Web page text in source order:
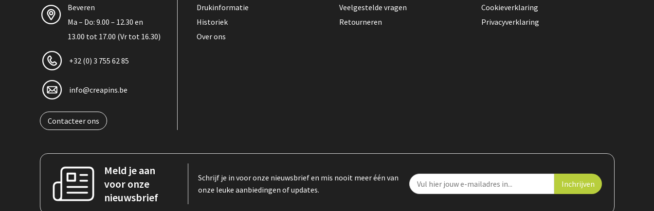
Beveren
Ma – Do: 9.00 – 12.30 en
13.00 tot 17.00 (Vr tot 16.30)
+32 (0) 3 755 62 85
info@creapins.be
Contacteer ons
Drukinformatie
Historiek
Over ons
Veelgestelde vragen
Retourneren
Cookieverklaring
Privacyverklaring
Meld je aan
voor onze
nieuwsbrief
Schrijf je in voor onze nieuwsbrief en mis nooit meer één van
onze leuke aanbiedingen of updates.